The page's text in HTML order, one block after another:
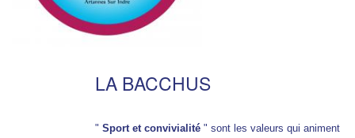
LA BACCHUS
" Sport et convivialité" sont les valeurs qui animent